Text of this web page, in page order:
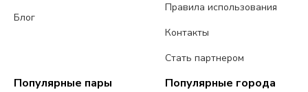
Блог
Правила использования
Контакты
Стать партнером
Популярные пары Популярные города